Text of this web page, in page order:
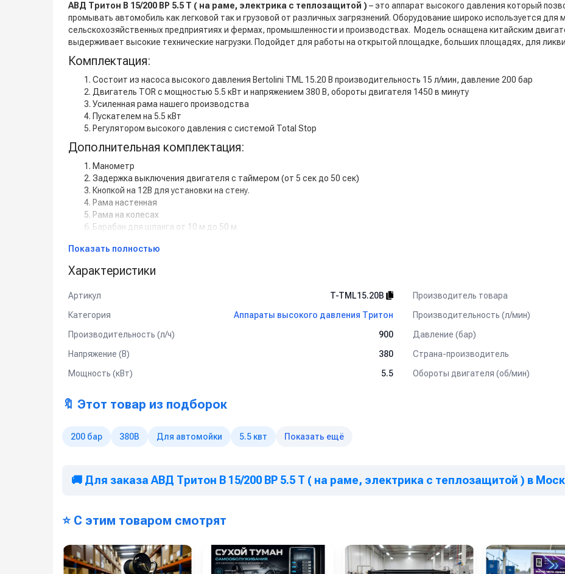
АВД Тритон B 15/200 BP 5.5 T ( на раме, электрика с теплозащитой ) – это аппарат высокого давления который
промывать автомобиль как легковой так и грузовой от различных загрязнений. Оборудование широко используется для
сельскохозяйственных предприятиях и фермах, промышленности и производствах. Модель оснащена китайским
выдерживает высокие технические нагрузки. Подойдет для работы на открытой площадке, больших площадях, для
Комплектация:
Состоит из насоса высокого давления Bertolini TML 15.20 B производительность 15 л/мин, давление 200 бар
Двигатель TOR с мощностью 5.5 кВт и напряжением 380 В, обороты двигателя 1450 в минуту
Усиленная рама нашего производства
Пускателем на 5.5 кВт
Регулятором высокого давления с системой Total Stop
Дополнительная комплектация:
Манометр
Задержка выключения двигателя с таймером (от 5 сек до 50 сек)
Кнопкой на 12В для установки на стену.
Рама настенная
Рама на колесах
Барабан для шланга от 10 м до 50 м
Шланг высокого давления от 1 м до 50 м
Система пескоструй
Спектр применения:
Используется на профессиональных автомойках, как легкого типа так и грузового.
Мойка любых поверхностей, в т.ч. подготовка поверхностей к нанесению покрытий без использования абразива
Мойка полов и открытых площадок
Подготовка конструкций к антикоррозионным работам, удаления штукатурки, краски
предприятиях пищевой промышленности и многое другое
Показать полностью
Характеристики
Артикул T-TML15.20B Производитель товара
Категория
Аппараты высокого давления Тритон Производительность (л/мин)
Производительность (л/ч)
900 Давление (бар)
Напряжение (В)
380 Страна-производитель
Мощность (кВт)
5.5 Обороты двигателя (об/мин)
🔖 Этот товар из подборок
200 бар 380В Для автомойки 5.5 квт Показать ещё
🚚 Для заказа АВД Тритон B 15/200 BP 5.5 T ( на раме, электрика с теплозащитой ) в
⭐ С этим товаром смотрят